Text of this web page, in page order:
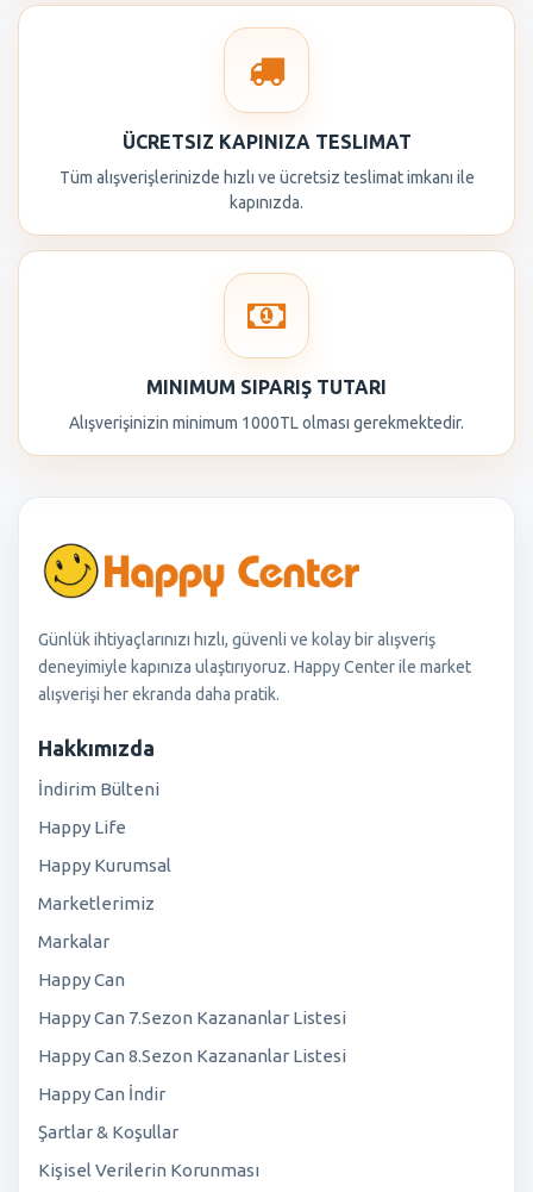
ÜCRETSIZ KAPINIZA TESLIMAT
Tüm alışverişlerinizde hızlı ve ücretsiz teslimat imkanı ile
kapınızda.
MINIMUM SIPARIŞ TUTARI
Alışverişinizin minimum 1000TL olması gerekmektedir.
Günlük ihtiyaçlarınızı hızlı, güvenli ve kolay bir alışveriş
deneyimiyle kapınıza ulaştırıyoruz. Happy Center ile market
alışverişi her ekranda daha pratik.
Hakkımızda
İndirim Bülteni
Happy Life
Happy Kurumsal
Marketlerimiz
Markalar
Happy Can
Happy Can 7.Sezon Kazananlar Listesi
Happy Can 8.Sezon Kazananlar Listesi
Happy Can İndir
Şartlar & Koşullar
Kişisel Verilerin Korunması